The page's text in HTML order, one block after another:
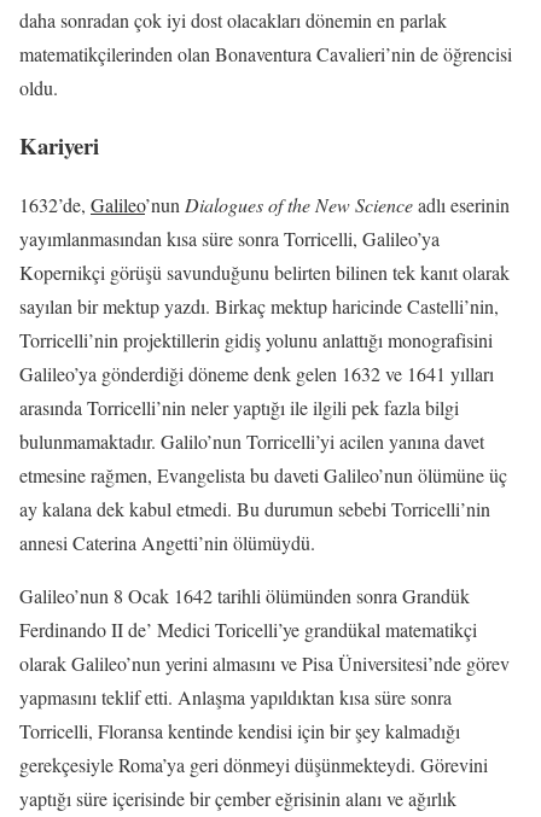
daha sonradan çok iyi dost olacakları dönemin en parlak
matematikçilerinden olan Bonaventura Cavalieri’nin de öğrencisi
oldu.
Kariyeri
1632’de, Galileo’nun Dialogues of the New Scienceadlı eserinin
yayımlanmasından kısa süre sonra Torricelli, Galileo’ya
Kopernikçi görüşü savunduğunu belirten bilinen tek kanıt olarak
sayılan bir mektup yazdı. Birkaç mektup haricinde Castelli’nin,
Torricelli’nin projektillerin gidiş yolunu anlattığı monografisini
Galileo’ya gönderdiği döneme denk gelen 1632 ve 1641 yılları
arasında Torricelli’nin neler yaptığı ile ilgili pek fazla bilgi
bulunmamaktadır. Galilo’nun Torricelli’yi acilen yanına davet
etmesine rağmen, Evangelista bu daveti Galileo’nun ölümüne üç
ay kalana dek kabul etmedi. Bu durumun sebebi Torricelli’nin
annesi Caterina Angetti’nin ölümüydü.
Galileo’nun 8 Ocak 1642 tarihli ölümünden sonra Grandük
Ferdinando II de’ Medici Toricelli’ye grandükal matematikçi
olarak Galileo’nun yerini almasını ve Pisa Üniversitesi’nde görev
yapmasını teklif etti. Anlaşma yapıldıktan kısa süre sonra
Torricelli, Floransa kentinde kendisi için bir şey kalmadığı
gerekçesiyle Roma’ya geri dönmeyi düşünmekteydi. Görevini
yaptığı süre içerisinde bir çember eğrisinin alanı ve ağırlık